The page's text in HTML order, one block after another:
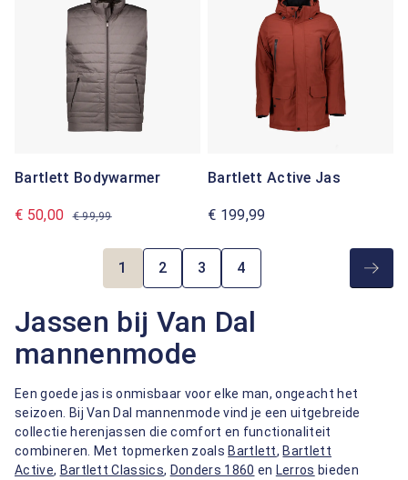
Bartlett Bodywarmer
€ 50,00 € 99,99
Bartlett Active Jas
€ 199,99
Pagina
1
Pagina
2
Pagina
3
Pagina
4
Jassen bij Van Dal
mannenmode
Een goede jas is onmisbaar voor elke man, ongeacht het
seizoen. Bij Van Dal mannenmode vind je een uitgebreide
collectie herenjassen die comfort en functionaliteit
combineren. Met topmerken zoals Bartlett, Bartlett
Active, Bartlett Classics, Donders 1860 en Lerros bieden